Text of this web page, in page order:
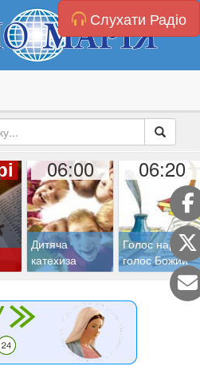
Слухати Радіо
06:00
Дитяча
катехиза
06:20
Голос народу,
голос Божий